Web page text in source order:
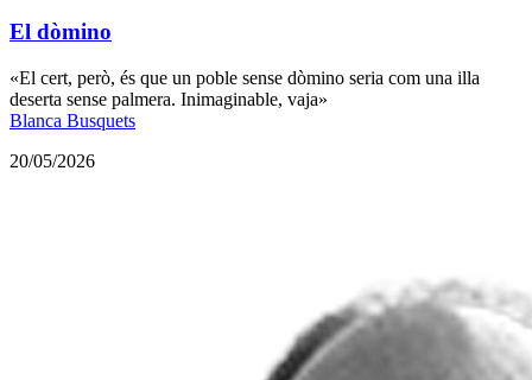
El dòmino
«El cert, però, és que un poble sense dòmino seria com una illa
deserta sense palmera. Inimaginable, vaja»
Blanca Busquets
20/05/2026